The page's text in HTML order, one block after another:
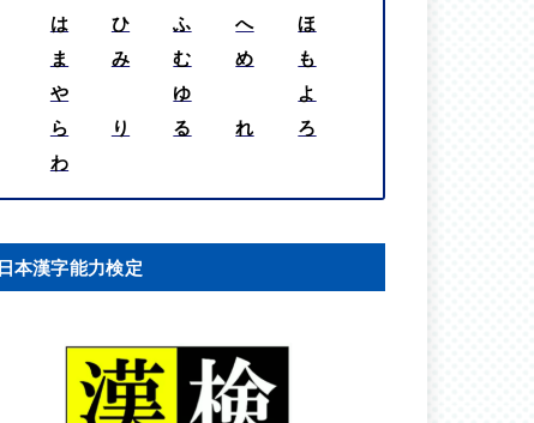
は
ひ ふ へ
ほ
ま
み む め
も
や
ゆ
よ
ら
り る れ
ろ
わ
日本漢字能力検定